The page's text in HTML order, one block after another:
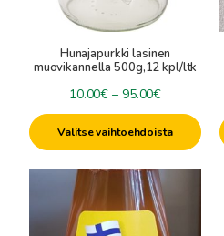
Hunajapurkki lasinen
muovikannella 500g,12 kpl/ltk
10.00€ – 95.00€Hintaluokka:
10.00€
-
Valitse vaihtoehdoista
valinnat
sivulla.